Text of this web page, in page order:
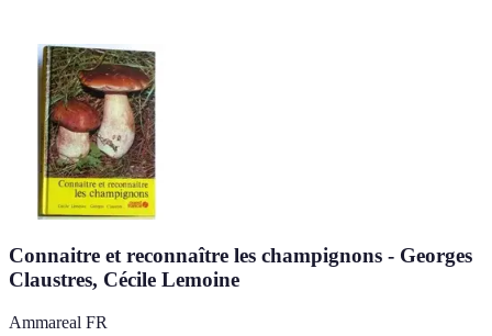
Connaitre et reconnaître les champignons - Georges
Claustres, Cécile Lemoine
Ammareal FR